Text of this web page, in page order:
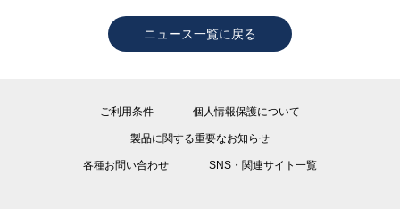
ニュース一覧に戻る
ご利用条件 個人情報保護について
製品に関する重要なお知らせ
各種お問い合わせ SNS・関連サイト一覧